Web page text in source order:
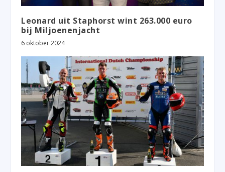
Leonard uit Staphorst wint 263.000 euro
bij Miljoenenjacht
6 oktober 2024